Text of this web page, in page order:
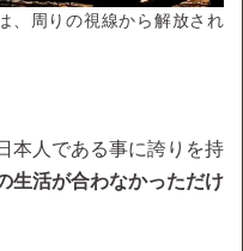
、周りの視線から解放され
本人である事に誇りを持
生活が合わなかっただけ